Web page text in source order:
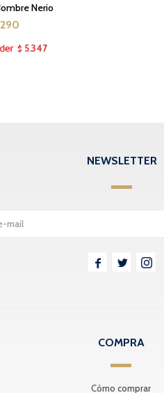
Nerio
$ 5.347
COMPRA
Cómo comprar
NEWSLETTER
  